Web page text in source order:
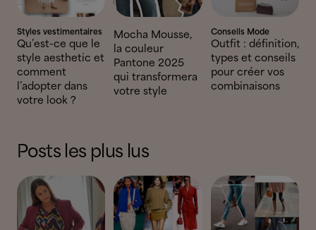
Styles vestimentaires
Qu’est-ce que le
style aesthetic et
comment
l’adopter dans
votre look ?
Mocha Mousse,
la couleur
Pantone 2025
qui transformera
votre style
Conseils Mode
Outfit : définition,
types et conseils
pour créer vos
combinaisons
Posts les plus lus